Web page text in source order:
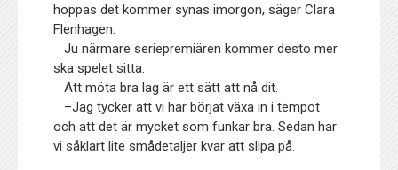
hoppas det kommer synas imorgon, säger Clara
Flenhagen.
Ju närmare seriepremiären kommer desto mer
ska spelet sitta.
Att möta bra lag är ett sätt att nå dit.
–Jag tycker att vi har börjat växa in i tempot
och att det är mycket som funkar bra. Sedan har
vi såklart lite smådetaljer kvar att slipa på.